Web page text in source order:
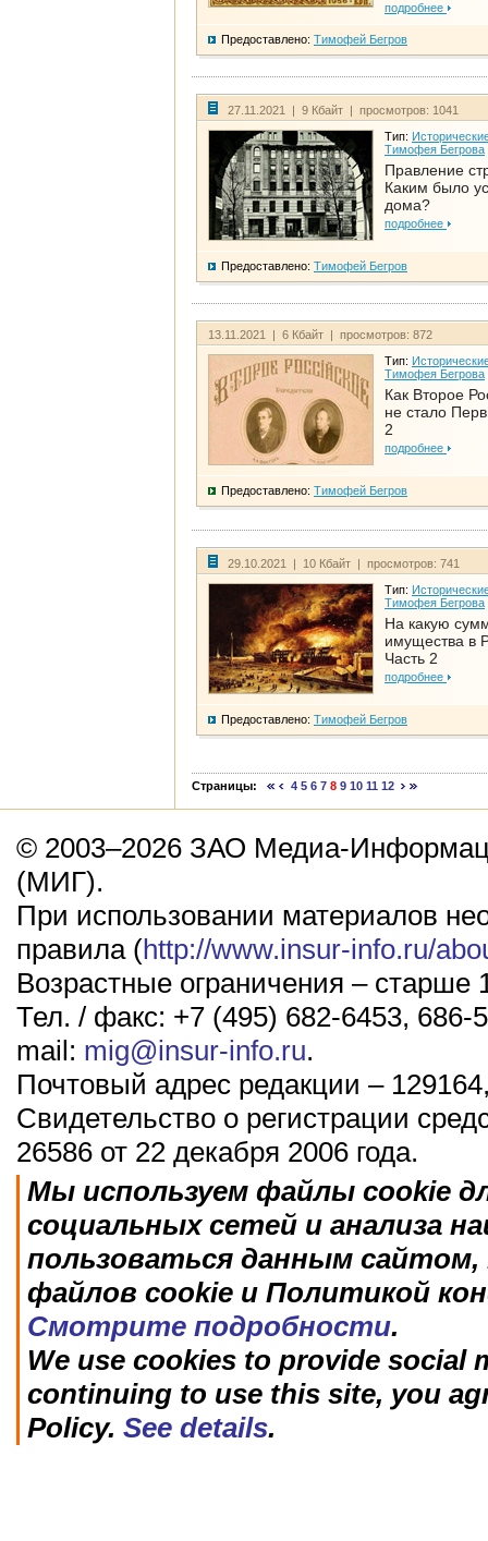
подробнее
Предоставлено: Тимофей Бегров
27.11.2021 | 9 Кбайт | просмотров: 1041
Тип:
Тимофея Бегрова
Правление
Каким было
дома?
подробнее
Предоставлено: Тимофей Бегров
13.11.2021 | 6 Кбайт | просмотров: 872
Тип:
Тимофея Бегрова
Как Второе
не стало
2
подробнее
Предоставлено: Тимофей Бегров
29.10.2021 | 10 Кбайт | просмотров: 741
Тип:
Тимофея Бегрова
На какую
имущества в
Часть 2
подробнее
Предоставлено: Тимофей Бегров
Страницы: 4 5 6 7 8 9 10 11 12
© 2003–2026 ЗАО Медиа-
(МИГ).
При использовании материалов
правила (http://www.insur-info.ru/
Возрастные ограничения – старше
Тел. / факс: +7 (495) 682-6453, 686-
mail: mig@insur-info.ru.
Почтовый адрес редакции –
Свидетельство о регистрации
26586 от 22 декабря 2006 года.
Мы используем файлы cookie
социальных сетей и анализа
пользоваться данным
файлов cookie и Политикой
Смотрите подробности.
We use cookies to provide social
continuing to use this site, you
Policy. See details.